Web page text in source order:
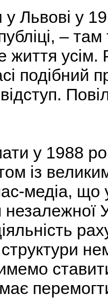
Львові у
–
життя усім.
подібний
у 1988
із
медіа, що
структури